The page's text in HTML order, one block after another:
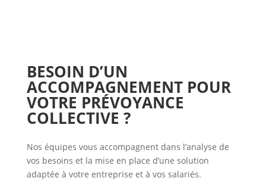
BESOIN D’UN
ACCOMPAGNEMENT POUR
VOTRE PRÉVOYANCE
COLLECTIVE ?
Nos équipes vous accompagnent dans l’analyse de
vos besoins et la mise en place d’une solution
adaptée à votre entreprise et à vos salariés.